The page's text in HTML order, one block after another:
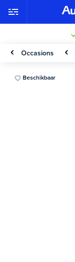
Occasions
Beschikbaar